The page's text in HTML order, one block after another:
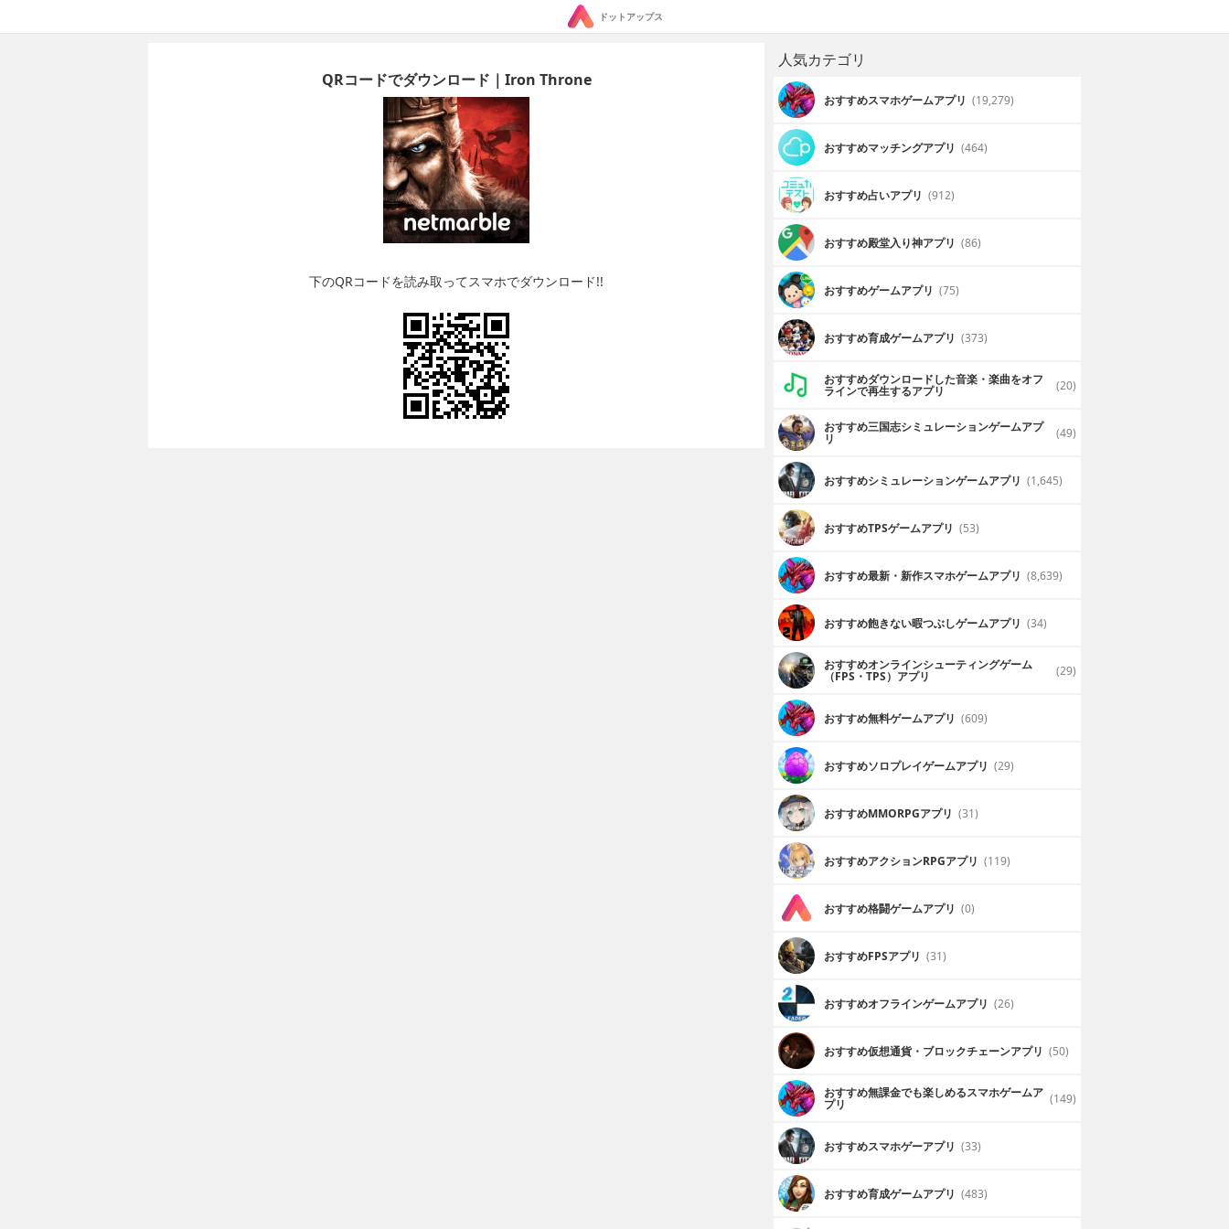
ドットアップス
QRコードでダウンロード｜Iron Throne
下のQRコードを読み取ってスマホでダウンロード!!
人気カテゴリ
おすすめスマホゲームアプリ (19,279)
おすすめマッチングアプリ (464)
おすすめ占いアプリ (912)
おすすめ殿堂入り神アプリ (86)
おすすめゲームアプリ (75)
おすすめ育成ゲームアプリ (373)
おすすめダウンロードした音楽・楽曲をオフ
ラインで再生するアプリ (20)
おすすめ三国志シミュレーションゲームアプ
リ (49)
おすすめシミュレーションゲームアプリ (1,645)
おすすめTPSゲームアプリ (53)
おすすめ最新・新作スマホゲームアプリ (8,639)
おすすめ飽きない暇つぶしゲームアプリ (34)
おすすめオンラインシューティングゲーム
（FPS・TPS）アプリ (29)
おすすめ無料ゲームアプリ (609)
おすすめソロプレイゲームアプリ (29)
おすすめ MMORPGアプリ (31)
おすすめアクションRPGアプリ (119)
おすすめ格闘ゲームアプリ (0)
おすすめFPSアプリ (31)
おすすめオフラインゲームアプリ (26)
おすすめ仮想通貨・ブロックチェーンアプリ (50)
おすすめ無課金でも楽しめるスマホゲームア
プリ (149)
おすすめスマホゲーアプリ (33)
おすすめ育成ゲームアプリ (483)